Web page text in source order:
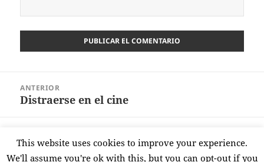
entradas
ANTERIOR
Entrada
Distraerse en el cine
Entrada
siguiente:
¿Qué hay del IMV?
This website uses cookies to improve your experience.
We'll assume you're ok with this, but you can opt-out if you